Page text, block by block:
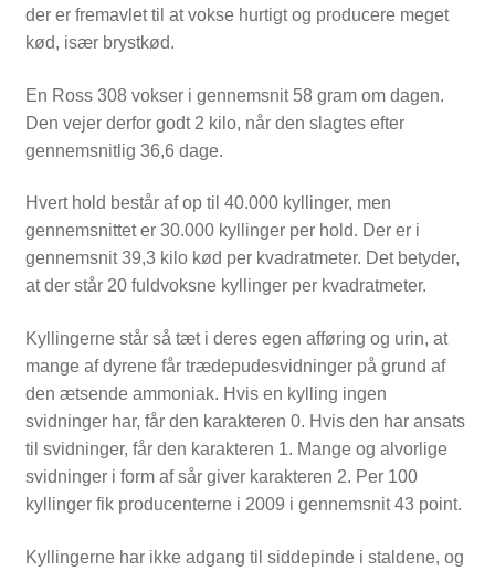
der er fremavlet til at vokse hurtigt og producere meget
kød, især brystkød.
En Ross 308 vokser i gennemsnit 58 gram om dagen.
Den vejer derfor godt 2 kilo, når den slagtes efter
gennemsnitlig 36,6 dage.
Hvert hold består af op til 40.000 kyllinger, men
gennemsnittet er 30.000 kyllinger per hold. Der er i
gennemsnit 39,3 kilo kød per kvadratmeter. Det betyder,
at der står 20 fuldvoksne kyllinger per kvadratmeter.
Kyllingerne står så tæt i deres egen afføring og urin, at
mange af dyrene får trædepudesvidninger på grund af
den ætsende ammoniak. Hvis en kylling ingen
svidninger har, får den karakteren 0. Hvis den har ansats
til svidninger, får den karakteren 1. Mange og alvorlige
svidninger i form af sår giver karakteren 2. Per 100
kyllinger fik producenterne i 2009 i gennemsnit 43 point.
Kyllingerne har ikke adgang til siddepinde i staldene, og